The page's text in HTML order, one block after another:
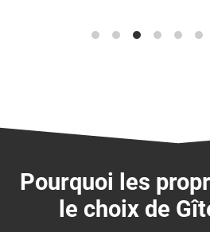
Pourquoi les
le choix de